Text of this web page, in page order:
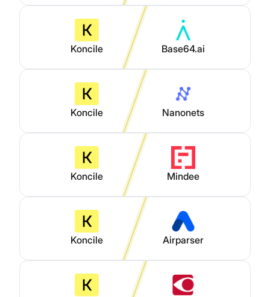
Koncile Base64.ai
Koncile Nanonets
Koncile Mindee
Koncile Airparser